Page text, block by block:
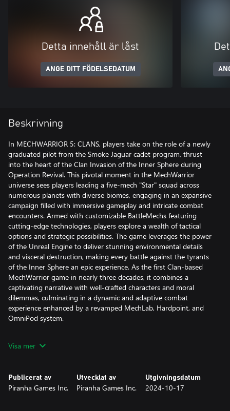
Detta innehåll är låst
ANGE DITT FÖDELSEDATUM
Beskrivning
In MECHWARRIOR 5: CLANS, players take on the role of a newly
graduated pilot from the Smoke Jaguar cadet program, thrust
into the heart of the Clan Invasion of the Inner Sphere during
Operation Revival. This pivotal moment in the MechWarrior
universe sees players leading a five-mech "Star" squad across
numerous planets with diverse biomes, engaging in an expansive
campaign filled with immersive gameplay and intricate combat
encounters. Armed with customizable BattleMechs featuring
cutting-edge technologies, players explore a wealth of tactical
options and strategic possibilities. The game leverages the power
of the Unreal Engine to deliver stunning environmental details
and visceral destruction, making every battle against the tyrants
of the Inner Sphere an epic experience. As the first Clan-based
MechWarrior game in nearly three decades, it combines a
captivating narrative with well-crafted characters and moral
dilemmas, culminating in a dynamic and adaptive combat
experience enhanced by a revamped MechLab, Hardpoint, and
OmniPod system.
PC
Visa mer
Publicerat av
Piranha Games Inc.
Utvecklat av
Piranha Games Inc.
Utgivningsdatum
2024-10-17